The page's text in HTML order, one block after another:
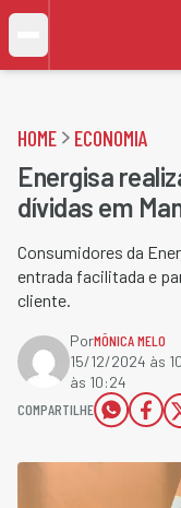
HOME ECONOMIA
Energisa
dívidas em
Consumidores da
entrada facilitada e
cliente.
PorMÔNICA MELO
15/12/2024 às
às 10:24
COMPARTILHE